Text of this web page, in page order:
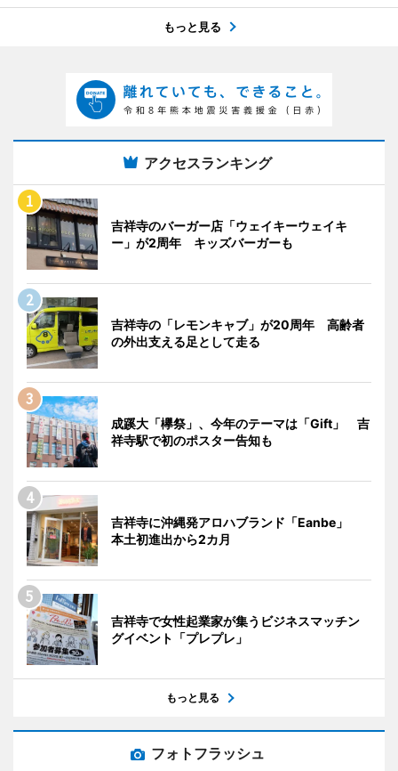
もっと見る
アクセスランキング
吉祥寺のバーガー店「ウェイキーウェイキ
ー」が2周年 キッズバーガーも
吉祥寺の「レモンキャブ」が20周年 高齢者
の外出支える足として走る
成蹊大「欅祭」、今年のテーマは「Gift」 吉
祥寺駅で初のポスター告知も
吉祥寺に沖縄発アロハブランド「Eanbe」
本土初進出から2カ月
吉祥寺で女性起業家が集うビジネスマッチン
グイベント「プレプレ」
もっと見る
フォトフラッシュ